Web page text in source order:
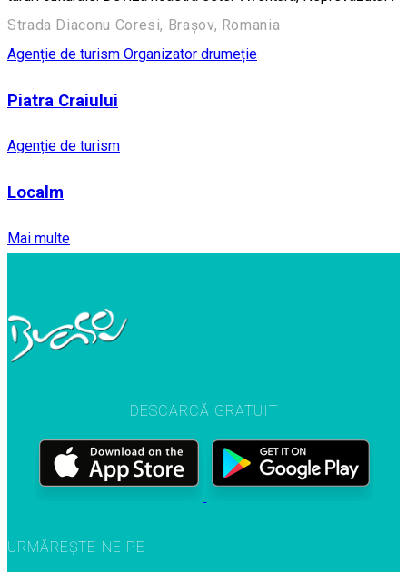
Strada Diaconu Coresi, Brașov, Romania
Agenție de turism Organizator drumeție
Piatra Craiului
Agenție de turism
Localm
Mai multe
DESCARCĂ GRATUIT
URMĂREȘTE-NE PE